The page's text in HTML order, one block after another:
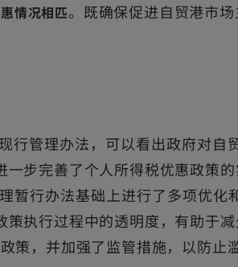
情况相匹。既确保促进自贸港市
行管理办法，可以看出政府对
步完善了个人所得税优惠政策
暂行办法基础上进行了多项优
执行过程中的透明度，有助于减
策，并加强了监管措施，以防止